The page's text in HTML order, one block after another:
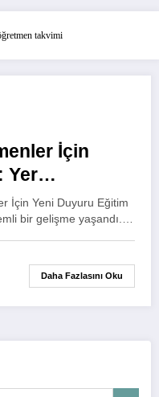
takvimi
İçin
Yer
İçin Yeni Duyuru Eğitim
bir gelişme yaşandı.…
Daha Fazlasını Oku